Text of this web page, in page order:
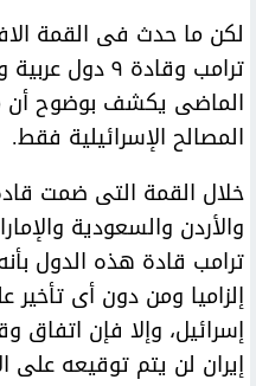
لكن ما حدث فى القمة
ترامب وقادة ٩
الماضى يكشف بوضوح أن
المصالح الإسرائيلية فقط.
خلال القمة التى ضمت
والأردن والسعودية
ترامب قادة هذه الدول
إلزاميا ومن دون أى تأخير
إسرائيل، وإلا فإن اتفاق
إيران لن يتم توقيعه على